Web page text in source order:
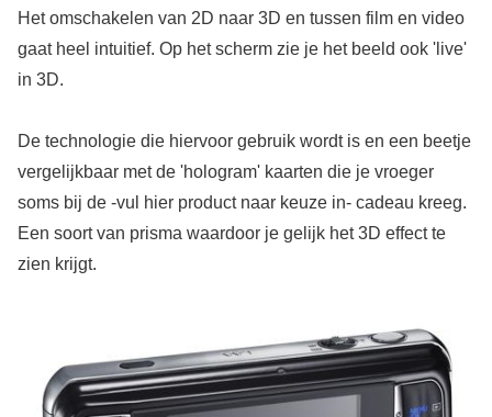
Het omschakelen van 2D naar 3D en tussen film en video
gaat heel intuitief. Op het scherm zie je het beeld ook 'live'
in 3D.
De technologie die hiervoor gebruik wordt is en een beetje
vergelijkbaar met de 'hologram' kaarten die je vroeger
soms bij de -vul hier product naar keuze in- cadeau kreeg.
Een soort van prisma waardoor je gelijk het 3D effect te
zien krijgt.